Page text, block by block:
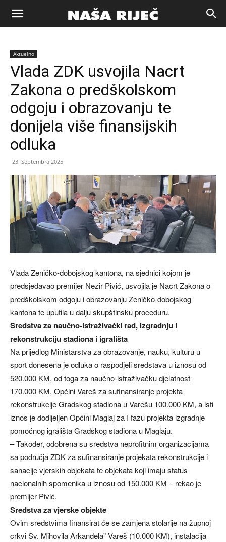
Naša
riječ
Aktuelno
Vlada ZDK usvojila Nacrt
Zakona o predškolskom
odgoju i obrazovanju te
donijela više finansijskih
odluka
23. Septembra 2025.
Vlada Zeničko-dobojskog kantona, na sjednici kojom je
predsjedavao premijer Nezir Pivić, usvojila je Nacrt Zakona o
predškolskom odgoju i obrazovanju Zeničko-dobojskog
kantona te uputila u dalju skupštinsku proceduru.
Sredstva za naučno-istraživački rad, izgradnju i
rekonstrukciju stadiona i igrališta
Na prijedlog Ministarstva za obrazovanje, nauku, kulturu u
sport donesena je odluka o raspodjeli sredstava u iznosu od
520.000 KM, od toga za naučno-istraživačku djelatnost
170.000 KM, Općini Vareš za sufinansiranje projekta
rekonstrukcije Gradskog stadiona u Varešu 100.000 KM, a isti
iznos je dodijeljen Općini Maglaj za I fazu projekta izgradnje
pomoćnog igrališta Gradskog stadiona u Maglaju.
– Također, odobrena su sredstva neprofitnim organizacijama
sa područja ZDK za sufinansiranje projekata rekonstrukcije i
sanacije vjerskih objekata te objekata koji imaju status
nacionalnih spomenika u iznosu od 150.000 KM – rekao je
premijer Pivić.
Sredstva za vjerske objekte
Ovim sredstvima finansirat će se zamjena stolarije na župnoj
crkvi Sv. Mihovila Arkanđela” Vareš (10.000 KM), instalacija